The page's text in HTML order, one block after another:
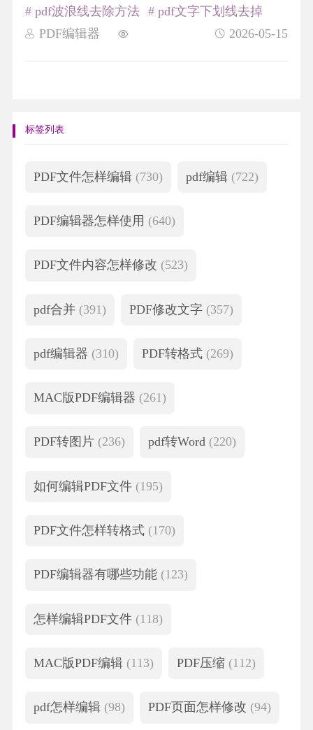
PDF编辑器 2026-05-15
# pdf波浪线去除方法 # pdf文字下划线去掉
标签列表
PDF文件怎样编辑 (730) pdf编辑 (722)
PDF编辑器怎样使用 (640)
PDF文件内容怎样修改 (523)
pdf合并 (391) PDF修改文字 (357)
pdf编辑器 (310) PDF转格式 (269)
MAC版PDF编辑器 (261)
PDF转图片 (236) pdf转Word (220)
如何编辑PDF文件 (195)
PDF文件怎样转格式 (170)
PDF编辑器有哪些功能 (123)
怎样编辑PDF文件 (118)
MAC版PDF编辑 (113) PDF压缩 (112)
pdf怎样编辑 (98) PDF页面怎样修改 (94)